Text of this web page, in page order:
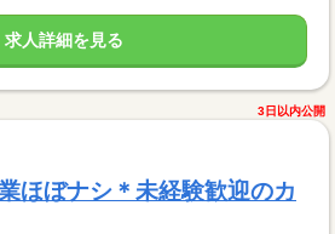
求人詳細を見る
3日以内公開
ほぼナシ＊未経験歓迎のカ